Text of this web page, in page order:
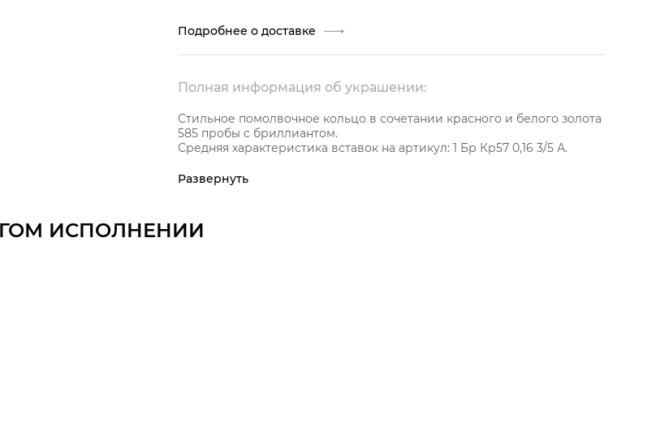
Подробнее о доставке
Полная информация об украшении:
Стильное помолвочное кольцо в сочетании красного и белого золота
585 пробы с бриллиантом.
Средняя характеристика вставок на артикул: 1 Бр Кр57 0,16 3/5 А.
Развернуть
ИСПОЛНЕНИИ